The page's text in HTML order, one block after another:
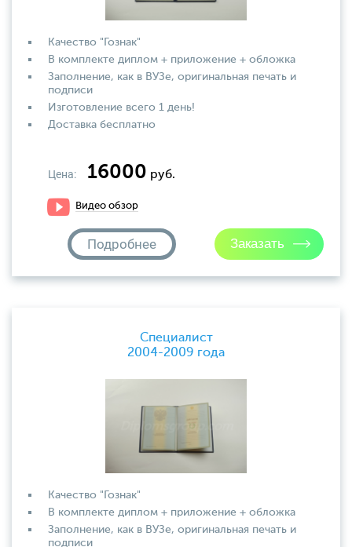
Качество "Гознак"
В комплекте диплом + приложение + обложка
Заполнение, как в ВУЗе, оригинальная печать и
подписи
Изготовление всего 1 день!
Доставка бесплатно
Цена: 16000 руб.
Видео обзор
Подробнее
Специалист
2004-2009 года
Качество "Гознак"
В комплекте диплом + приложение + обложка
Заполнение, как в ВУЗе, оригинальная печать и
подписи